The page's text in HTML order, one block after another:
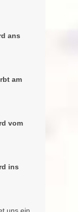
ans
am
vom
ins
uns ein